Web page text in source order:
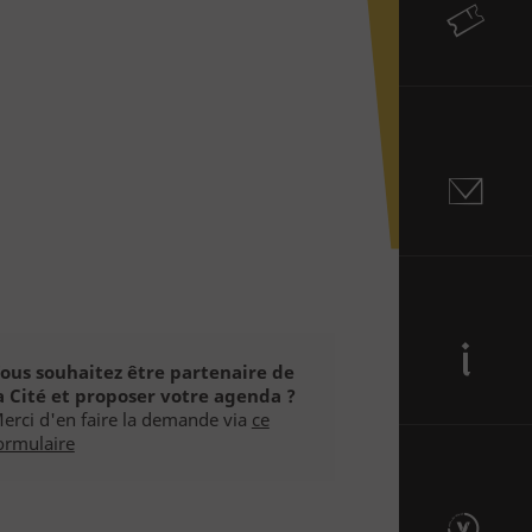
souhaitez être partenaire de
Cité et proposer votre agenda ?
d'en faire la demande via ce